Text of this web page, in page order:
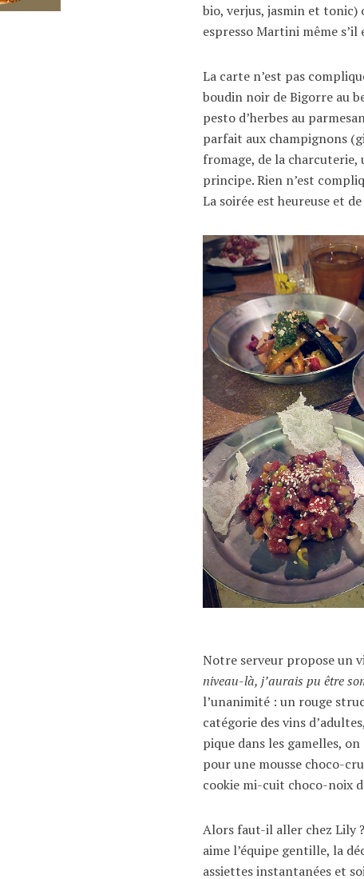
bio, verjus, jasmin et
espresso Martini même
La carte n’est pas
boudin noir de Bigorre au
pesto d’herbes au
parfait aux champignons
fromage, de la
principe. Rien n’est
La soirée est heureuse et
Notre serveur propose un
niveau-là, j’aurais pu être
l’unanimité : un rouge
catégorie des vins
pique dans les gamelles,
pour une mousse choco-
cookie mi-cuit choco-noix
Alors faut-il aller chez Lily
aime l’équipe gentille, la
assiettes instantanées et